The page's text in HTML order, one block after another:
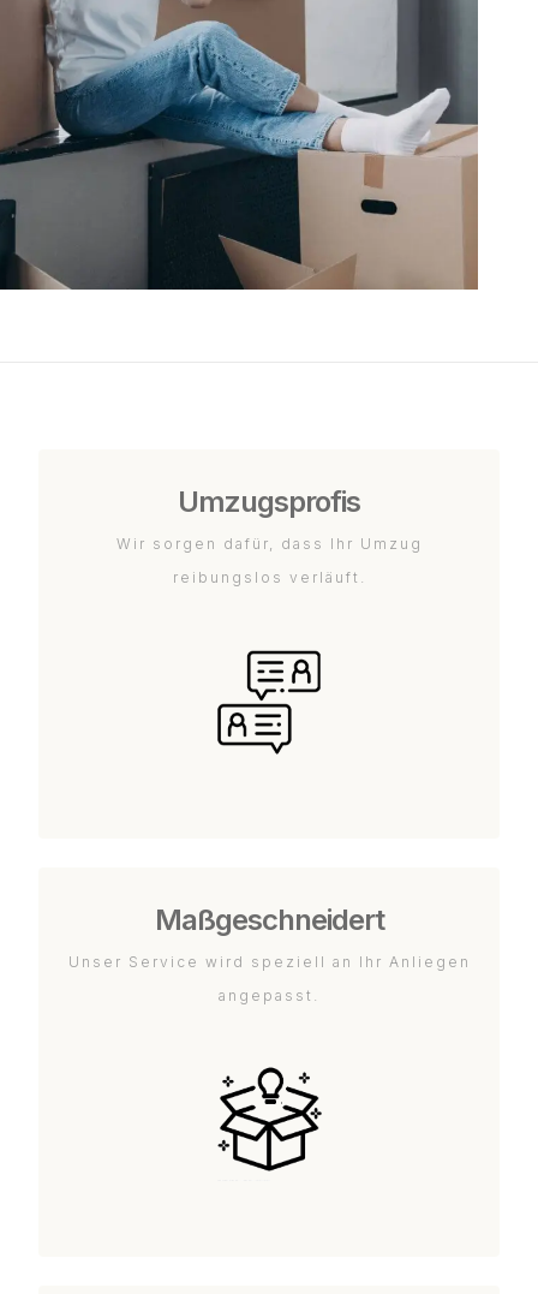
Umzugsprofis
Wir sorgen dafür, dass Ihr Umzug
reibungslos verläuft.
Maßgeschneidert
Unser Service wird speziell an Ihr Anliegen
angepasst.